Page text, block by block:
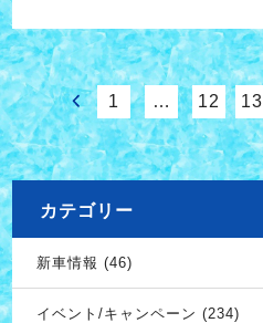
1 … 12 13
カテゴリー
新車情報 (46)
イベント/キャンペーン (234)